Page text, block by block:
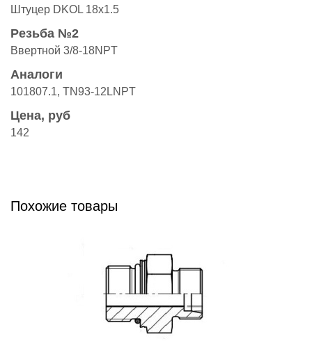
Штуцер DKOL 18x1.5
Резьба №2
Ввертной 3/8-18NPT
Аналоги
101807.1, TN93-12LNPT
Цена, руб
142
Похожие товары